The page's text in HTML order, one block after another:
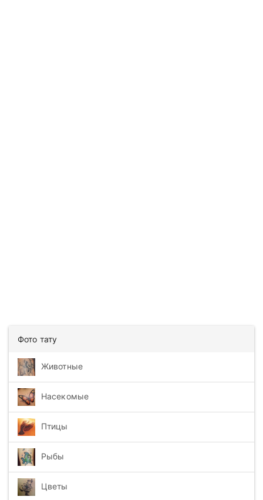
Фото тату
Животные
Насекомые
Птицы
Рыбы
Цветы